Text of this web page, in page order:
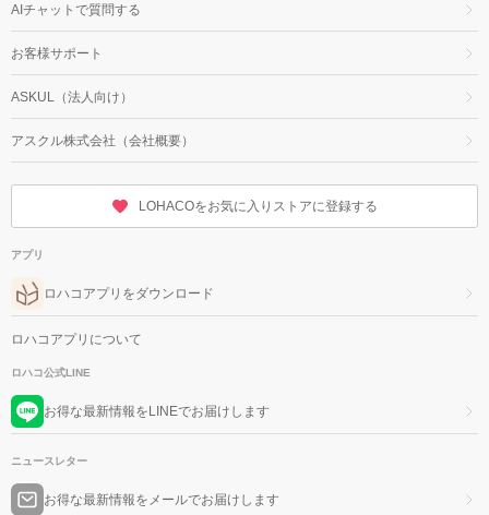
AIチャットで質問する
お客様サポート
ASKUL（法人向け）
アスクル株式会社（会社概要）
LOHACOをお気に入りストアに登録する
アプリ
ロハコアプリをダウンロード
ロハコアプリについて
ロハコ公式LINE
お得な最新情報をLINEでお届けします
ニュースレター
お得な最新情報をメールでお届けします